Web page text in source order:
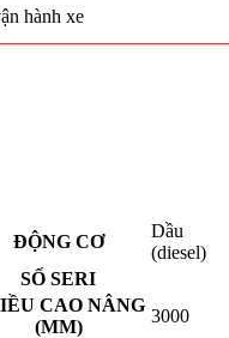
hành xe
ĐỘNG CƠ
Dầu
(diesel)
SỐ SERI
CAO NÂNG
(MM)
3000